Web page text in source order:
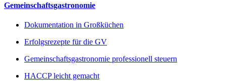
Gemeinschaftsgastronomie
Dokumentation in Großküchen
Erfolgsrezepte für die GV
Gemeinschaftsgastronomie professionell steuern
HACCP leicht gemacht